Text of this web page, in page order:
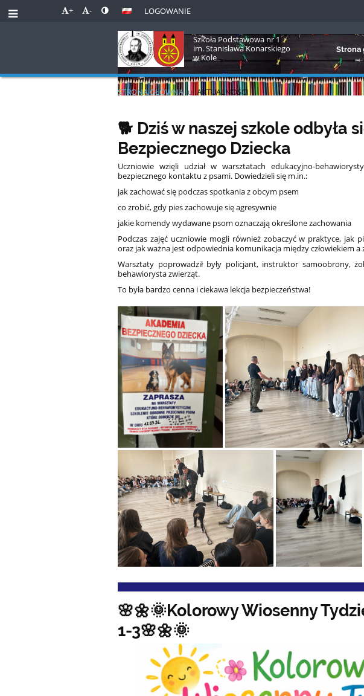
+ - LOGOWANIE
Szkoła Podstawowa nr 1
im. Stanisława Konarskiego
w Kole
Strona
STRONA GŁÓWNA u AKTUALNOŚCI
Aktualności
🐕 Dziś w naszej szkole odbyła
Bezpiecznego Dziecka
Uczniowie wzięli udział w warsztatach edukacyjno-
bezpiecznego kontaktu z psami. Dowiedzieli się m.in.:
jak zachować się podczas spotkania z obcym psem
co zrobić, gdy pies zachowuje się agresywnie
jakie komendy wydawane psom oznaczają określone zachowania
Podczas zajęć uczniowie mogli również zobaczyć w praktyce, jak
oraz jak ważna jest odpowiednia komunikacja między człowiekiem a
Warsztaty poprowadził były policjant, instruktor samoobrony,
behawiorysta zwierząt.
To była bardzo cenna i ciekawa lekcja bezpieczeństwa!
🌸🌼🌞Kolorowy Wiosenny
1-3🌸🌼🌞